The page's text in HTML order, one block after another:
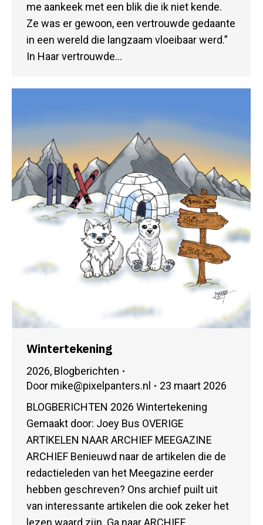
me aankeek met een blik die ik niet kende.
Ze was er gewoon, een vertrouwde gedaante
in een wereld die langzaam vloeibaar werd.”
In Haar vertrouwde…
Wintertekening
2026, Blogberichten
Door mike@pixelpanters.nl
23 maart 2026
BLOGBERICHTEN 2026 Wintertekening
Gemaakt door: Joey Bus OVERIGE
ARTIKELEN NAAR ARCHIEF MEEGAZINE
ARCHIEF Benieuwd naar de artikelen die de
redactieleden van het Meegazine eerder
hebben geschreven? Ons archief puilt uit
van interessante artikelen die ook zeker het
lezen waard zijn. Ga naar ARCHIEF